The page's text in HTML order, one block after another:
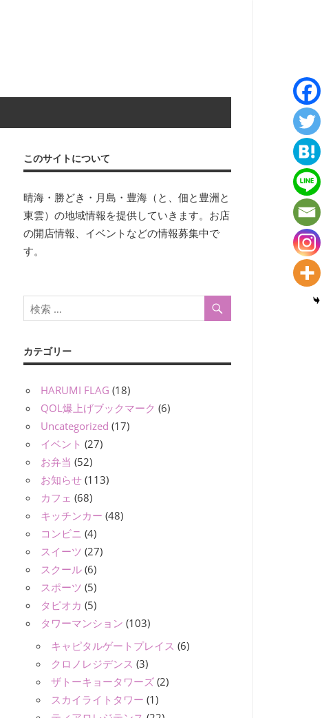
このサイトについて
晴海・勝どき・月島・豊海（と、佃と豊洲と
東雲）の地域情報を提供していきます。お店
の開店情報、イベントなどの情報募集中で
す。
カテゴリー
HARUMI FLAG (18)
QOL爆上げブックマーク (6)
Uncategorized (17)
イベント (27)
お弁当 (52)
お知らせ (113)
カフェ (68)
キッチンカー (48)
コンビニ (4)
スイーツ (27)
スクール (6)
スポーツ (5)
タピオカ (5)
タワーマンション (103)
キャピタルゲートプレイス (6)
クロノレジデンス (3)
ザトーキョータワーズ (2)
スカイライトタワー (1)